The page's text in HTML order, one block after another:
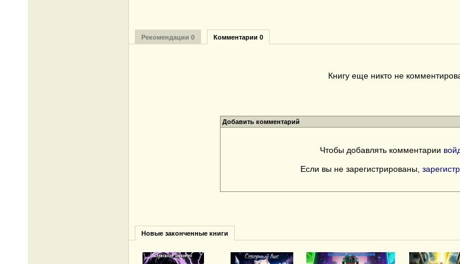
Рекомендации 0 Комментарии 0
Книгу еще никто не
Добавить комментарий
Чтобы добавлять комментарии
Если вы не зарегистрированы,
Новые законченные книги